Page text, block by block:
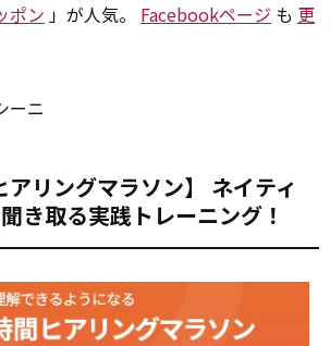
ポン 」が人気。 Facebookページ も 更
ーニ
アリングマラソン】 ネイティ
き取る実践トレーニング！